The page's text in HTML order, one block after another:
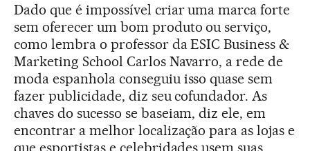
Dado que é impossível criar uma marca forte
sem oferecer um bom produto ou serviço,
como lembra o professor da ESIC Business &
Marketing School Carlos Navarro, a rede de
moda espanhola conseguiu isso quase sem
fazer publicidade, diz seu cofundador. As
chaves do sucesso se baseiam, diz ele, em
encontrar a melhor localização para as lojas e
que esportistas e celebridades usem suas